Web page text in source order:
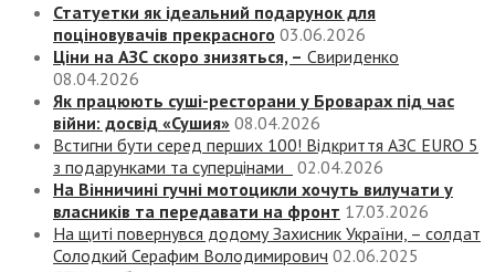
Статуетки як ідеальний подарунок для
поціновувачів прекрасного 03.06.2026
Ціни на АЗС скоро знизяться, – Свириденко
08.04.2026
Як працюють суші-ресторани у Броварах під час
війни: досвід «Сушия» 08.04.2026
Встигни бути серед перших 100! Відкриття АЗС EURO 5
з подарунками та суперцінами
02.04.2026
На Вінничині гучні мотоцикли хочуть вилучати у
власників та передавати на фронт 17.03.2026
На щиті повернувся додому Захисник України, – солдат
Солодкий Серафим Володимирович 02.06.2025